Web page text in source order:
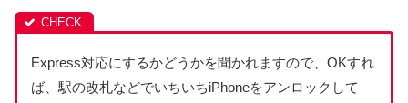
Express対応にするかどうかを聞かれますので、OKすれ
ば、駅の改札などでいちいちiPhoneをアンロックして